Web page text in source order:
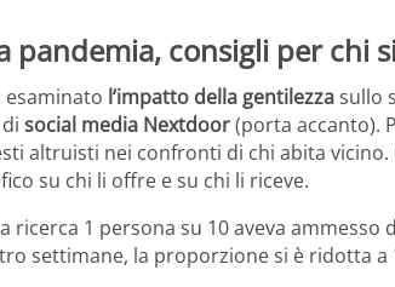
pandemia, consigli per chi
esaminato l’impatto della gentilezzasullo
social media Nextdoor(porta accanto).
altruisti nei confronti di chi abita
su chi li offre e su chi li riceve.
ricerca 1 persona su 10 aveva ammesso
settimane, la proporzione si è ridotta a